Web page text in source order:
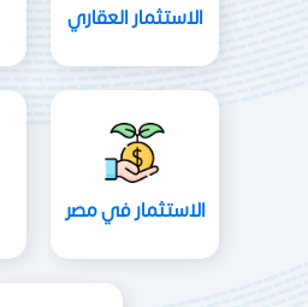
الاستثمار العقاري
الاستثمار في مصر